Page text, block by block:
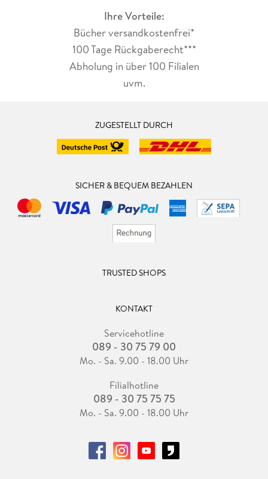
Ihre Vorteile:
Bücher versandkostenfrei*
100 Tage Rückgaberecht***
Abholung in über 100 Filialen
uvm.
ZUGESTELLT DURCH
SICHER & BEQUEM BEZAHLEN
TRUSTED SHOPS
KONTAKT
Servicehotline
089 - 30 75 79 00
Mo. - Sa. 9.00 - 18.00 Uhr
Filialhotline
089 - 30 75 75 75
Mo. - Sa. 9.00 - 18.00 Uhr